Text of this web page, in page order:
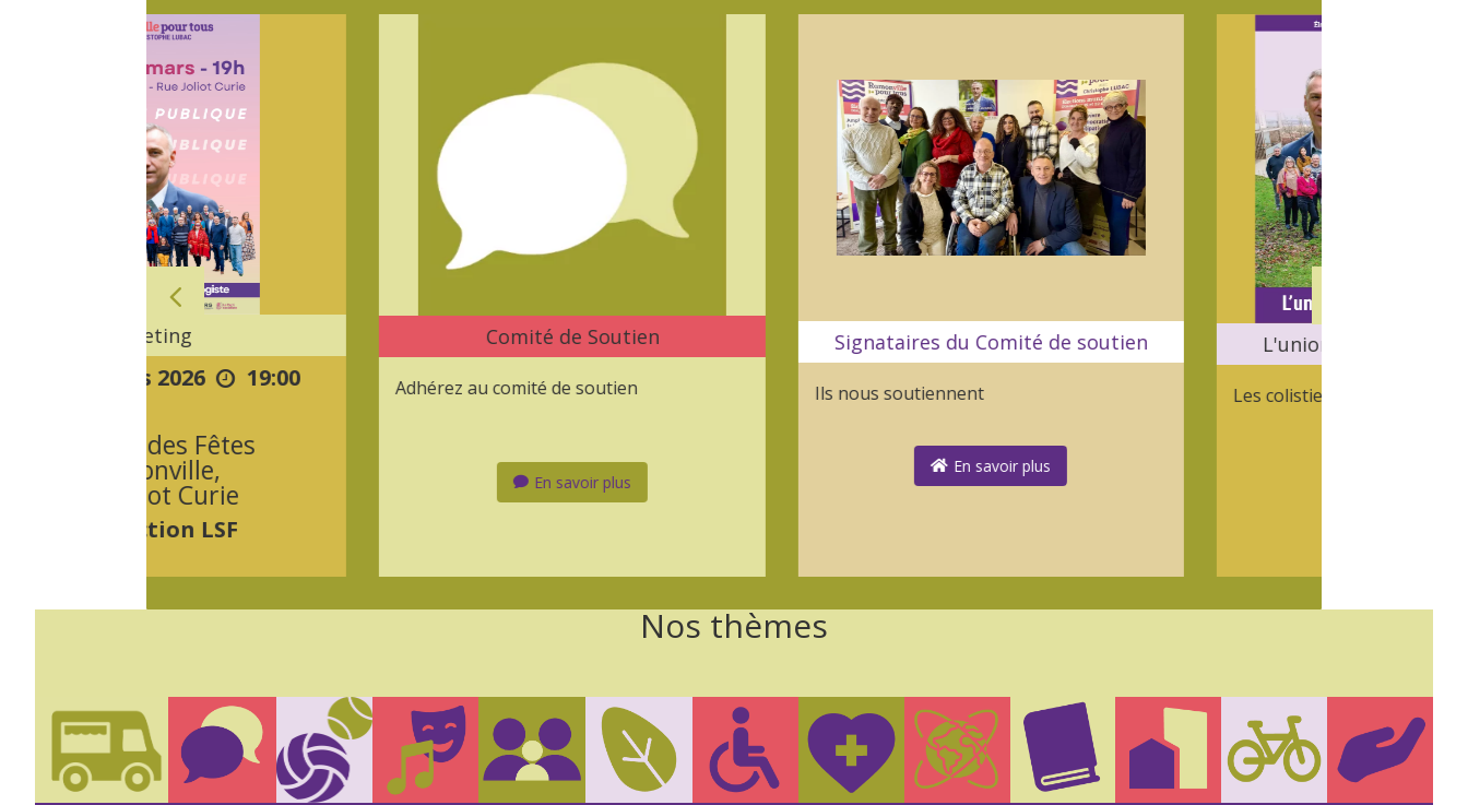
19:00
Comité de Soutien
Adhérez au comité de soutien
Signataires du Comité de soutien
Ils nous soutiennent
L'union de la gauche écologiste
Nos thèmes